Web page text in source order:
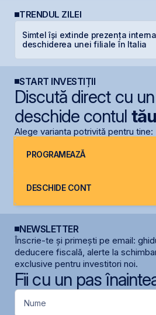
TRENDUL ZILEI
Simtel își extinde prezența
deschiderea unei filiale în Italia
START INVESTIȚII
Discută direct cu
deschide contul tău
Alege varianta potrivită pentru tine:
PROGRAMEAZĂ
DESCHIDE CONT
NEWSLETTER
Înscrie-te și primești pe email:
deducere fiscală, alerte la
exclusive pentru investitori noi.
Fii cu un pas
Nume